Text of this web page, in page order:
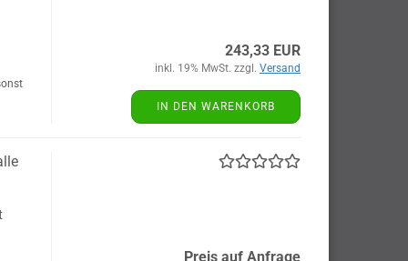
243,33 EUR
inkl. 19% MwSt. zzgl. Versand
IN DEN WARENKORB
Preis auf Anfrage